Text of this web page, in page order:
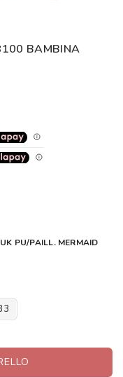
BAMBINA
PU/PAILL. MERMAID